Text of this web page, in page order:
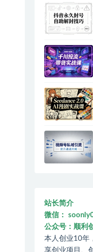
站长简介
微信：
公众号：顺利
本人创业10年
享创业项目、